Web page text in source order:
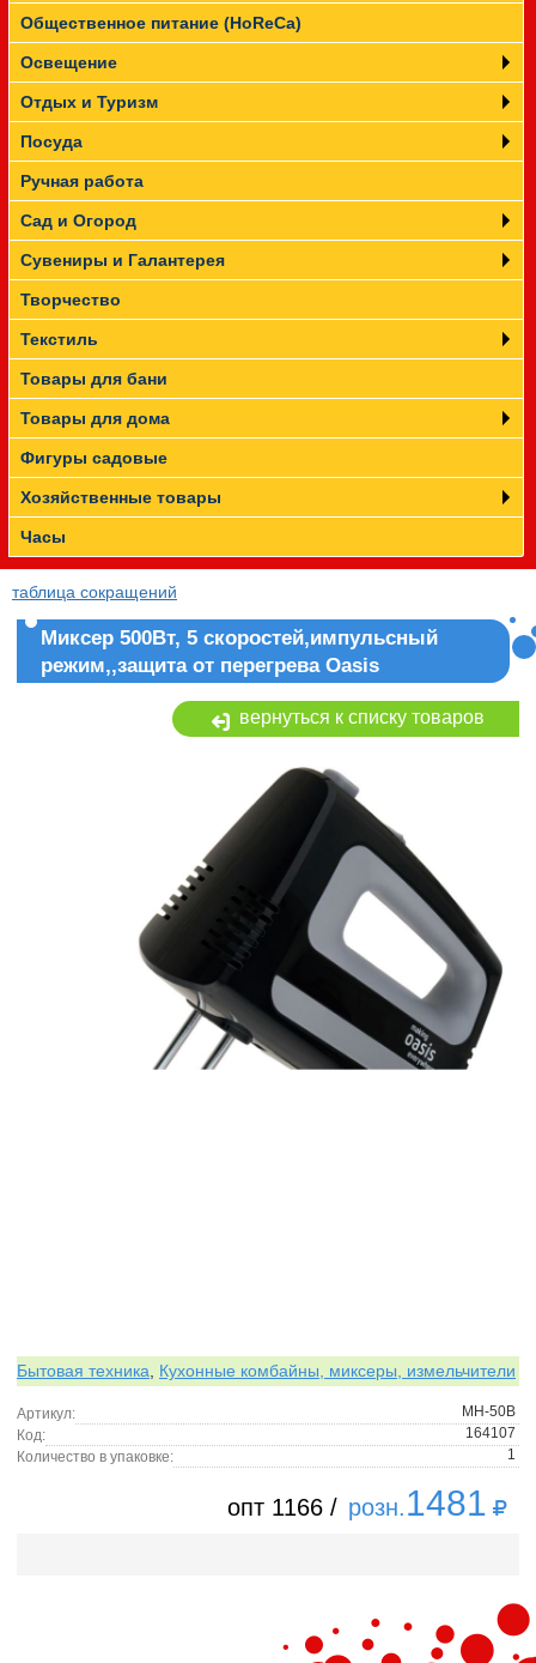
Общественное питание (HoReCa)
Освещение
Отдых и Туризм
Посуда
Ручная работа
Сад и Огород
Сувениры и Галантерея
Творчество
Текстиль
Товары для бани
Товары для дома
Фигуры садовые
Хозяйственные товары
Часы
таблица сокращений
Миксер 500Вт, 5 скоростей,импульсный
режим,,защита от перегрева Oasis
вернуться к списку товаров
Бытовая техника, Кухонные комбайны, миксеры, измельчители
Артикул:
MH-50B
Код:
164107
Количество в упаковке:
1
опт 1166 / розн.1481